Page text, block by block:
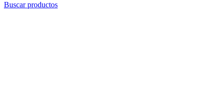
Buscar productos